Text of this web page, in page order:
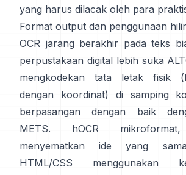
yang harus dilacak oleh para
Format output dan penggunaan hilir
OCR jarang berakhir pada teks
perpustakaan digital lebih suka
mengkodekan tata letak fisik
dengan koordinat) di samping
berpasangan dengan baik
METS.
hOCR
menyematkan ide yang
HTML/CSS menggunakan